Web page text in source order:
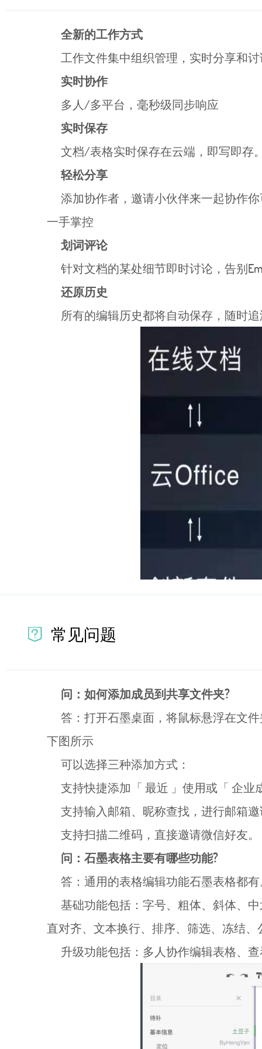
全新的工作方式
工作文件集中组织管理，实时分享和
实时协作
多人/多平台，毫秒级同步响应
实时保存
文档/表格实时保存在云端，即写即存
轻松分享
添加协作者，邀请小伙伴来一起协作
一手掌控
划词评论
针对文档的某处细节即时讨论，告别
还原历史
所有的编辑历史都将自动保存，随时
常见问题
问：如何添加成员到共享文件夹?
答：打开石墨桌面，将鼠标悬浮在文件
下图所示
可以选择三种添加方式：
支持快捷添加「 最近 」使用或「 企业
支持输入邮箱、昵称查找，进行邮箱邀
支持扫描二维码，直接邀请微信好友。
问：石墨表格主要有哪些功能?
答：通用的表格编辑功能石墨表格都
基础功能包括：字号、粗体、斜体、
直对齐、文本换行、排序、筛选、冻结
升级功能包括：多人协作编辑表格、